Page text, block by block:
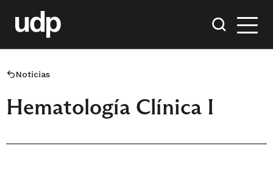
Noticias
Hematología Clínica I